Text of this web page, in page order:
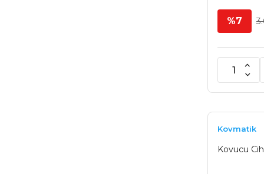
%7
Kovmatik
Kovucu